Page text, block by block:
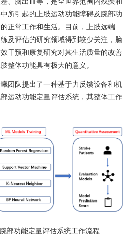
所引起的上肢运动功能障碍及腕部功
正常工作和生活。目前，上肢远端
及评估的研究领域得到较少关注，脑
干预和康复研究对其生活质量的改善
整体功能具有极大的意义。
团队提出了一种基于力反馈设备和机
运动功能定量评估系统，其整体工作
部功能定量评估系统工作流程